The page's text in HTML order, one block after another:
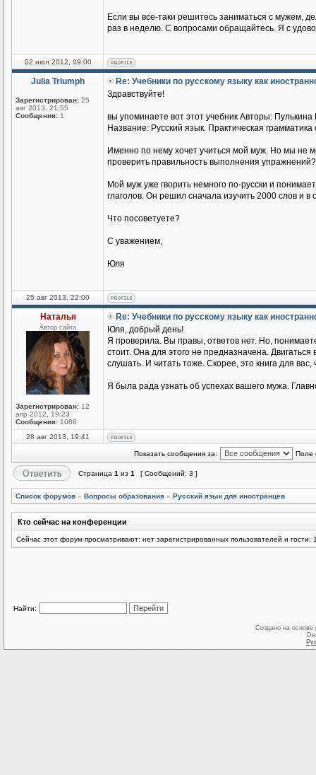
Если вы все-таки решитесь заниматься с мужем,
раз в неделю. С вопросами обращайтесь. Я с
02 июл 2012, 09:00
Julia Triumph
Зарегистрирован: 25
авг 2013, 21:55
Сообщения: 1
Re: Учебники по русскому языку как
Здравствуйте!
вы упоминаете вот этот учебник Авторы:
Название: Русский язык. Практическая
Именно по нему хочет учиться мой муж. Но мы не
проверить правильность выполнения упражнений?
Мой муж уже гворить немного по-русски и
глаголов. Он решил сначала изучить 2000 слов и
Что посоветуете?
С уважением,
Юля
25 авг 2013, 22:00
Наталья
Автор сайта
Зарегистрирован: 12
апр 2012, 19:23
Сообщения: 1086
Re: Учебники по русскому языку как
Юля, добрый день!
Я проверила. Вы правы, ответов нет. Но,
стоит. Она для этого не предназначена.
слушать. И читать тоже. Скорее, это книга для
Я была рада узнать об успехах вашего мужа.
28 авг 2013, 19:41
Показать сообщения за: Поле
Страница 1 из 1 [ Сообщений: 3 ]
Список форумов » Вопросы образования » Русский язык для иностранцев
Кто сейчас на конференции
Сейчас этот форум просматривают: нет зарегистрированных пользователей и гости:
Найти:
Создано на основе